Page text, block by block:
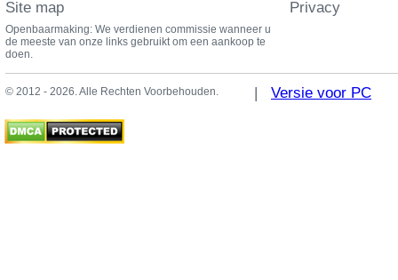
Site map
Privacy
Openbaarmaking: We verdienen commissie wanneer u
de meeste van onze links gebruikt om een aankoop te
doen.
© 2012 - 2026. Alle Rechten Voorbehouden. | Versie voor PC